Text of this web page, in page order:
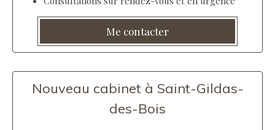
Me contacter
Nouveau cabinet à Saint-Gildas-
des-Bois